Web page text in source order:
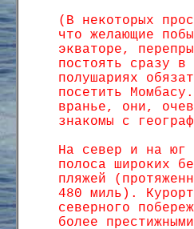
(В некоторых
что желающие
экваторе,
постоять сразу в
полушариях
посетить
вранье, они,
знакомы с
На север и на юг
полоса широких
пляжей
480 миль).
северного
более